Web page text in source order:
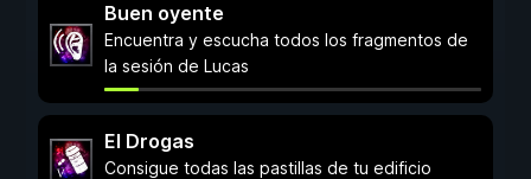
Buen oyente
Encuentra y escucha todos los fragmentos de
la sesión de Lucas
El Drogas
Consigue todas las pastillas de tu edificio